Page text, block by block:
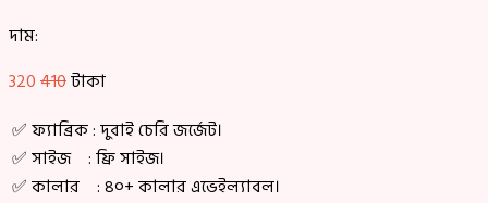
দাম:
320410টাকা
✅ ফ্যাব্রিক : দুবাই চেরি জর্জেট।
✅ সাইজ : ফ্রি সাইজ।
✅ কালার : ৪০+ কালার এভেইল্যাবল।